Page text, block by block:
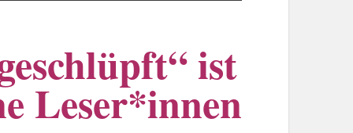
ist
Leser*innen